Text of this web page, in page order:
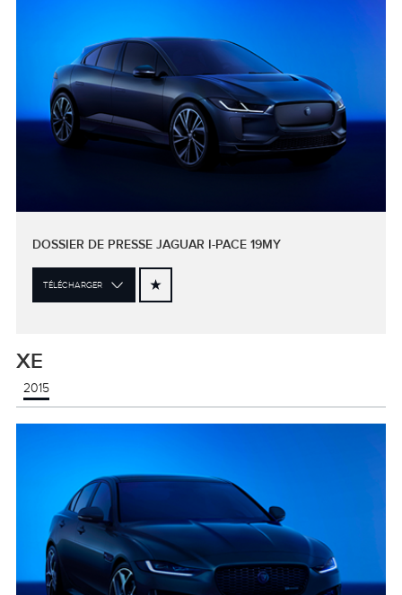
DOSSIER DE PRESSE JAGUAR I-PACE 19MY
TÉLÉCHARGER
XE
2015